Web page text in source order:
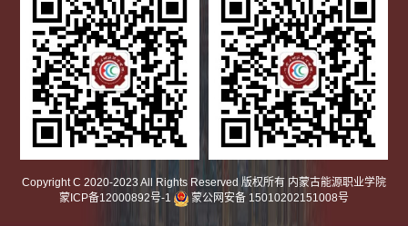
Copyright C 2020-2023 All Rights Reserved 版权所有 内蒙古能源职业学院
蒙ICP备12000892号-1
蒙公网安备 15010202151008号